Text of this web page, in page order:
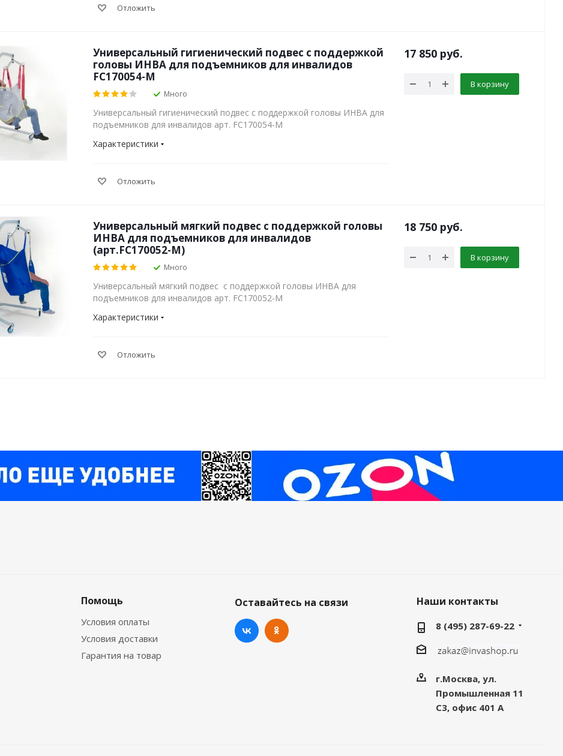
Отложить
Универсальный гигиенический подвес с поддержкой
головы ИНВА для подъемников для инвалидов
FC170054-М
Много
Универсальный гигиенический подвес с поддержкой головы ИНВА для
подъемников для инвалидов арт. FC170054-М
Характеристики
Отложить
17 850 руб.
В корзину
Универсальный мягкий подвес с поддержкой головы
ИНВА для подъемников для инвалидов
(арт.FC170052-М)
Много
Универсальный мягкий подвес с поддержкой головы ИНВА для
подъемников для инвалидов арт. FC170052-М
Характеристики
Отложить
18 750 руб.
В корзину
Помощь
Условия оплаты
Условия доставки
Гарантия на товар
Оставайтесь на связи Наши контакты
8 (495) 287-69-22
г.Москва, ул.
Промышленная 11
C3, офис 401 А